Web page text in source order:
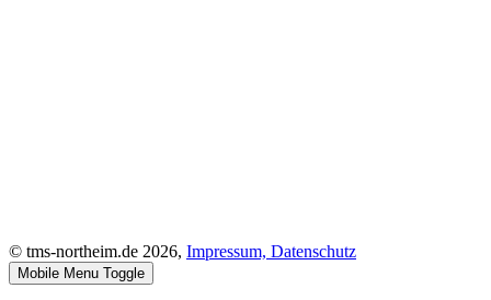
© tms-northeim.de 2026, Impressum, Datenschutz
Mobile Menu Toggle